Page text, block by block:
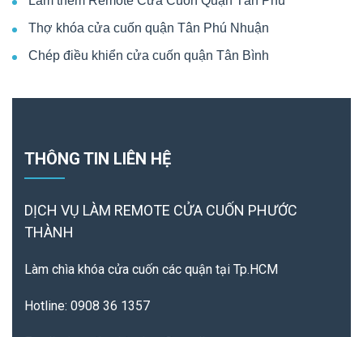
Thợ khóa cửa cuốn quận Tân Phú Nhuận
Chép điều khiển cửa cuốn quận Tân Bình
THÔNG TIN LIÊN HỆ
DỊCH VỤ LÀM REMOTE CỬA CUỐN PHƯỚC
THÀNH
Làm chìa khóa cửa cuốn các quận tại Tp.HCM
Hotline: 0908 36 1357